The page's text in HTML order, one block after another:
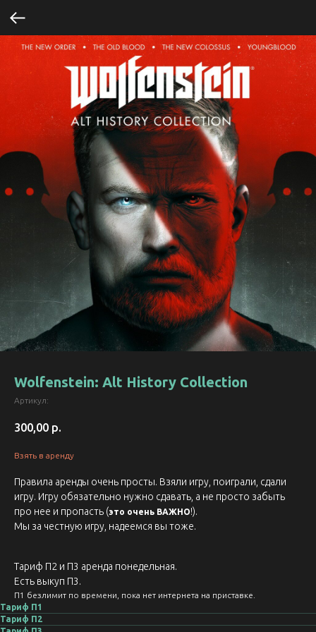
Wolfenstein: Alt History Collection
Артикул:
300,00 р.
Взять в аренду
Правила аренды очень просты. Взяли игру, поиграли, сдали
игру. Игру обязательно нужно сдавать, а не просто забыть
про нее и пропасть (это очень ВАЖНО!).
Мы за честную игру, надеемся вы тоже.
Тариф П2 и П3 аренда понедельная.
Есть выкуп П3.
П1 безлимит по времени, пока нет интернета на приставке.
Тариф П1
Тариф П2